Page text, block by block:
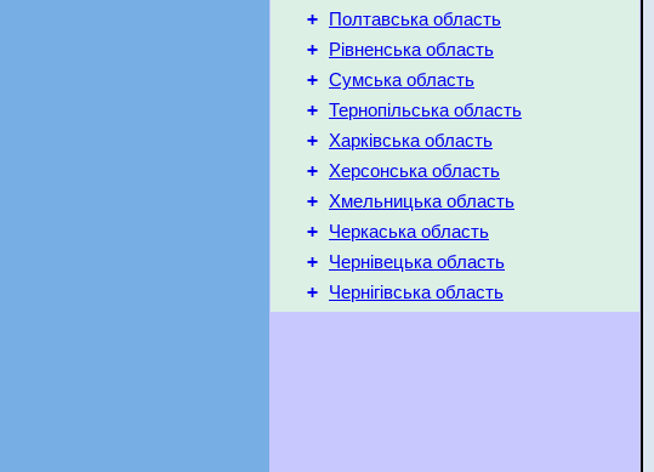
+ Полтавська область
+ Рівненська область
+ Сумська область
+ Тернопільська область
+ Харківська область
+ Херсонська область
+ Хмельницька область
+ Черкаська область
+ Чернівецька область
+ Чернігівська область